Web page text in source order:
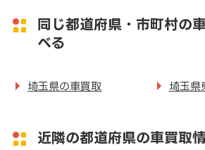
同じ都道府県・市町村の
べる
埼玉県の車買取 埼玉県
近隣の都道府県の車買取